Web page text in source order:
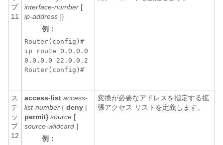
プ
11
interface-number [
ip-address ]}
例：
Router(config)#
ip route 0.0.0.0
0.0.0.0 22.0.0.2
Router(config)#
ス
テ
ッ
プ
12
access-list access-
list-number { deny |
permit} source [
source-wildcard ]
例：
変換が必要なアドレスを指定する拡
張アクセス リストを定義します。